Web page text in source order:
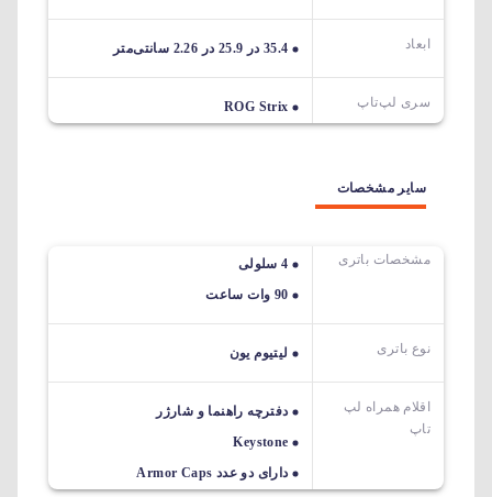
ابعاد 35.4 در 25.9 در 2.26 سانتی‌متر
سری لپ‌تاپ ROG Strix
سایر مشخصات
مشخصات باتری
4 سلولی
90 وات ساعت
نوع باتری لیتیوم یون
اقلام همراه لپ
تاپ
دفترچه راهنما و شارژر
Keystone
دارای دو عدد Armor Caps